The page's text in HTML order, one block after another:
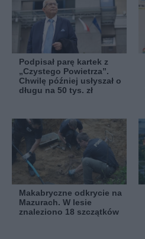
Podpisał parę kartek z
„Czystego Powietrza”.
Chwilę później usłyszał o
długu na 50 tys. zł
Makabryczne odkrycie na
Mazurach. W lesie
znaleziono 18 szczątków